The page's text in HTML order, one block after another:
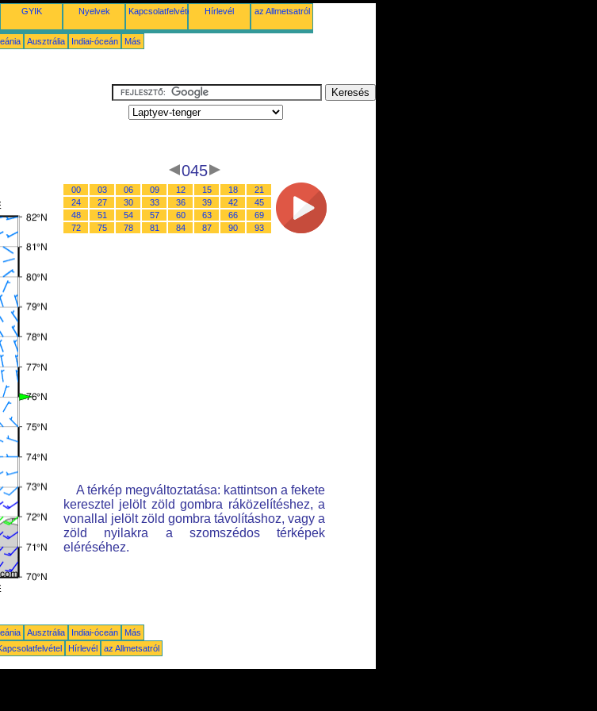
GYIK Nyelvek Kapcsolatfelvétel Hírlevél az Allmetsatról
Ausztrália Indiai-óceán Más
045
00 03 06 09 12 15 18
21
24
27 30 33 36 39 42
45
48
51 54 57 60 63 66
69
72
75 78 81 84 87 90 93
A térkép megváltoztatása: kattintson a fekete
keresztel jelölt zöld gombra ráközelítéshez, a
vonallal jelölt zöld gombra távolításhoz, vagy a
zöld nyilakra a szomszédos térképek
eléréséhez.
Ausztrália Indiai-óceán
Más
Hírlevél az Allmetsatról